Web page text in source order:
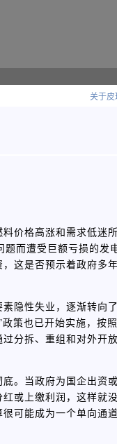
关于皮
价格高涨和需求低迷
而遭受巨额亏损的发
这是否预示着政府多
隐性失业，逐渐转向
策也已开始实施，按
分拆、重组和对外开
。当政府为国企出资
或上缴利润，这样就
可能成为一个单向通